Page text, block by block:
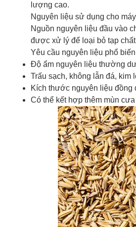
lượng cao.
Nguyên liệu sử dụng cho
Nguồn nguyên liệu đầu vào
được xử lý để loại bỏ tạp
Yêu cầu nguyên liệu phổ
Độ ẩm nguyên liệu thường
Trấu sạch, không lẫn đá, kim
Kích thước nguyên liệu đồng
Có thể kết hợp thêm mùn